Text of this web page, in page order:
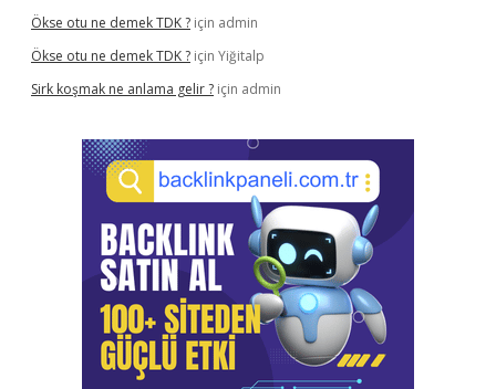
Ökse otu ne demek TDK ? için admin
Ökse otu ne demek TDK ? için Yiğitalp
Sirk koşmak ne anlama gelir ? için admin